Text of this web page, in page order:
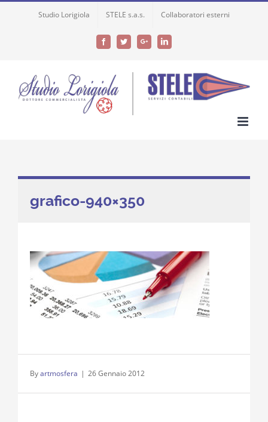
Studio Lorigiola STELE s.a.s. Collaboratori esterni
FacebookTwitterGoogle+LinkedIn
grafico-940×350
Byartmosfera | 26 Gennaio 2012